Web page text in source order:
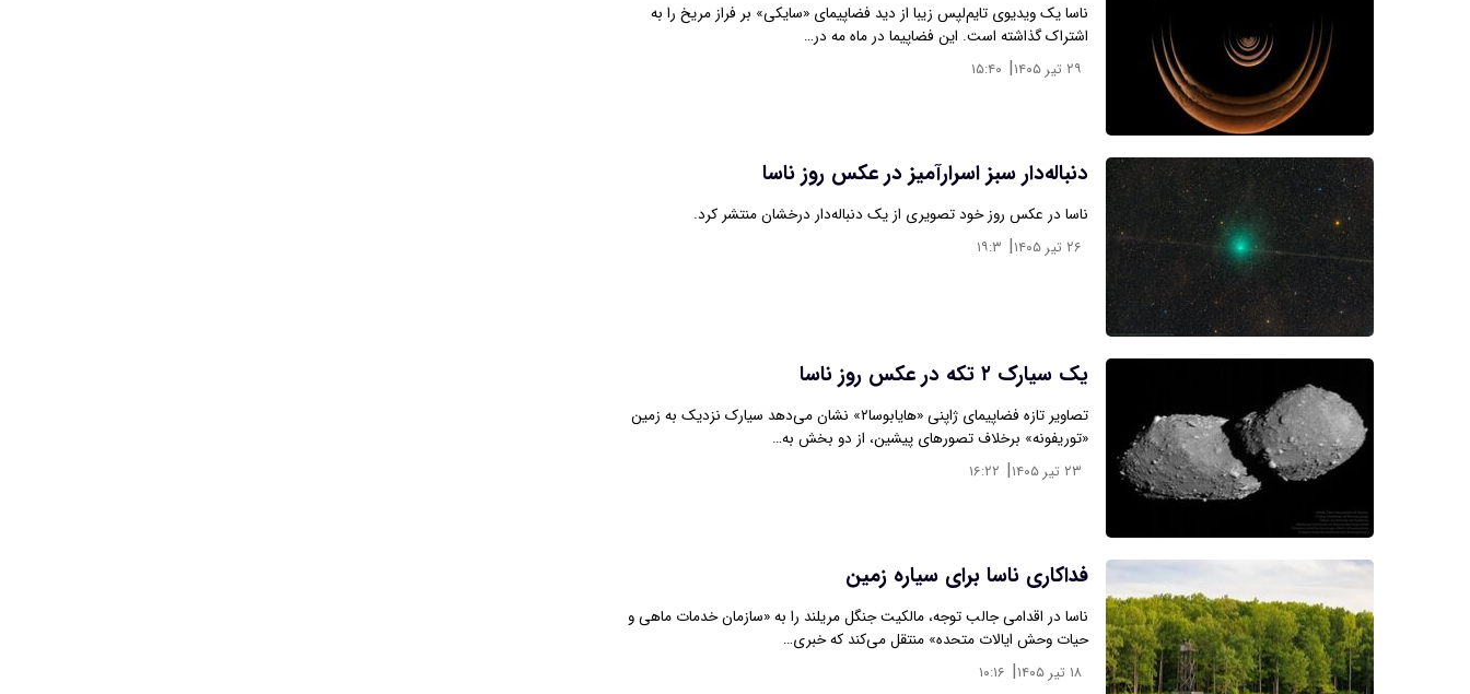
ناسا یک ویدیوی تایم‌لپس زیبا از دید فضاپیمای «سایکی» بر فراز مریخ را به
اشتراک گذاشته است. این فضاپیما در ماه مه در…
۲۹ تیر ۱۴۰۵ | ۱۵:۴۰
دنباله‌دار سبز اسرارآمیز در عکس روز ناسا
ناسا در عکس روز خود تصویری از یک دنباله‌دار درخشان منتشر کرد.
۲۶ تیر ۱۴۰۵ | ۱۹:۳
یک سیارک ۲ تکه در عکس روز ناسا
تصاویر تازه فضاپیمای ژاپنی «هایابوسا۲» نشان می‌دهد سیارک نزدیک‌ به زمین
«توریفونه» برخلاف تصورهای پیشین، از دو بخش به‌…
۲۳ تیر ۱۴۰۵ | ۱۶:۲۲
فداکاری ناسا برای سیاره زمین
ناسا در اقدامی جالب توجه، مالکیت جنگل مریلند را به «سازمان خدمات ماهی و
حیات وحش ایالات متحده» منتقل می‌کند که خبری…
۱۸ تیر ۱۴۰۵ | ۱۰:۱۶